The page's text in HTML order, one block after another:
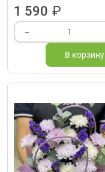
1 590 ₽
– 1
В корзину